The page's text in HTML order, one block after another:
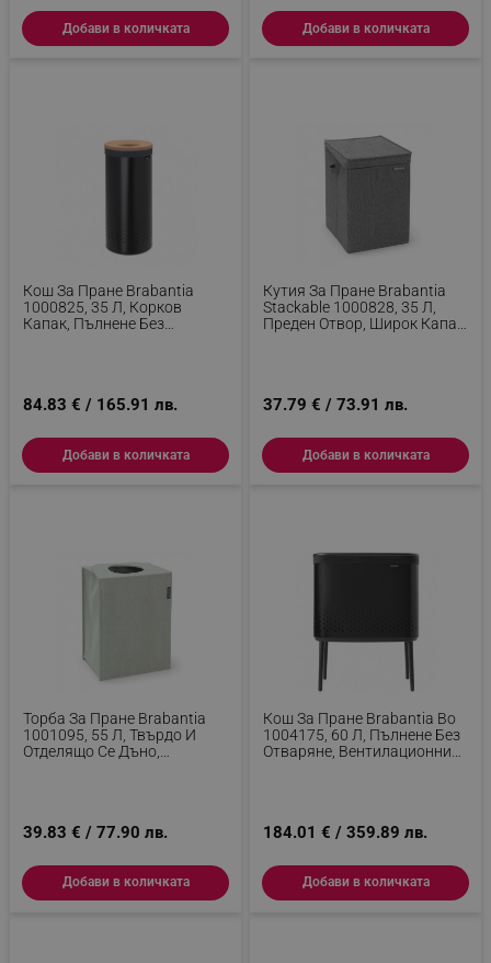
Добави в количката Добави в количката
Кош За Пране Brabantia
1000825, 35 Л, Корков
Капак, Пълнене Без
84.83 € / 165.91 лв.
Добави в количката
Кутия За Пране Brabantia
Stackable 1000828, 35 Л,
Преден Отвор, Широк Капак,
37.79 € / 73.91 лв.
Добави в количката
Торба За Пране Brabantia
1001095, 55 Л, Твърдо И
Отделящо Се Дъно,
39.83 € / 77.90 лв.
Добави в количката
Кош За Пране Brabantia Bo
1004175, 60 Л, Пълнене Без
Отваряне, Вентилационни
184.01 € / 359.89 лв.
Добави в количката